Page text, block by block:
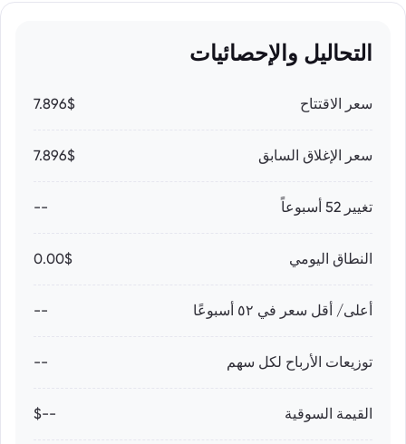
التحاليل والإحصائيات
سعر الاقتتاح 7.896$
سعر الإغلاق السابق 7.896$
تغيير 52 أسبوعاً --
النطاق اليومي 0.00$
أعلى/ أقل سعر في ٥٢ أسبوعًا --
توزيعات الأرباح لكل سهم --
القيمة السوقية --$